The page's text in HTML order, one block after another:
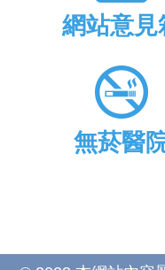
網站意見
無菸醫